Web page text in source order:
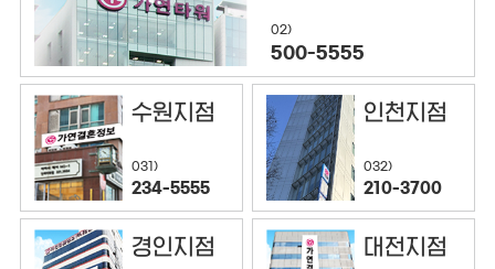
02)
500-5555
수원지점
031)
234-5555
인천지점
032)
210-3700
경인지점 대전지점